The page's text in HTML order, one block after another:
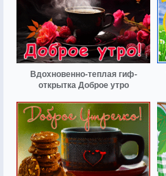
Вдохновенно-теплая гиф-
открытка Доброе утро